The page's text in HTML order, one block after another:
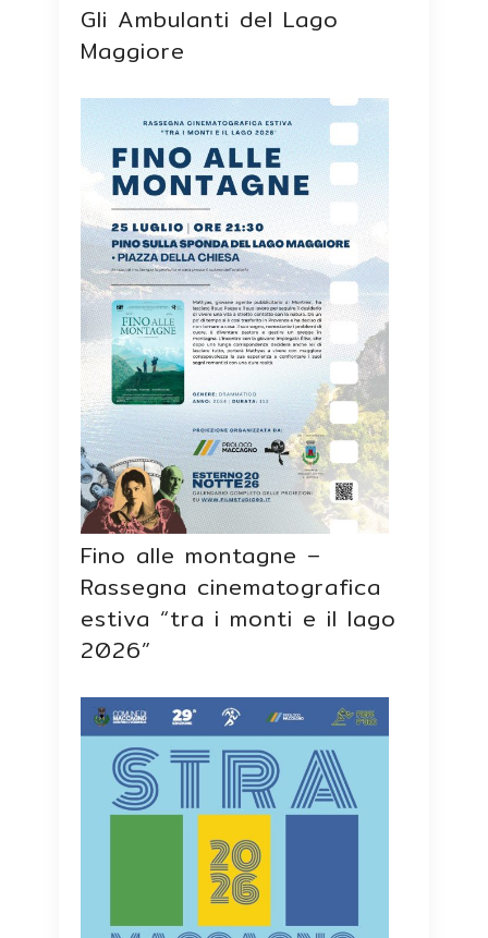
Gli Ambulanti del Lago
Maggiore
Fino alle montagne –
Rassegna cinematografica
estiva “tra i monti e il lago
2026”